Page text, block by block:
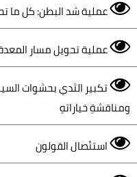
عملية شد البطن: كل ما
عملية تحويل مسار
تكبير الثدي بحشوات
ومناقشةِ خياراتهِ
استئصال القولون